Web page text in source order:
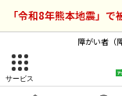
「令和8年熊本地震」
障がい者（
サービス